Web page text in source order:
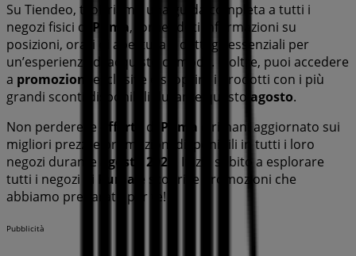
Su Tiendeo, ti offriamo una guida completa a tutti i
negozi fisici di Puma, fornendoti informazioni su
posizioni, orari di apertura e dettagli essenziali per
un’esperienza di acquisto comoda. Inoltre, puoi accedere
a promozioni
esclusive e scoprire i prodotti con i più
grandi sconti disponibili durante questo agosto.
Non perdere le
offerte di Puma e rimani aggiornato sui
migliori prezzi e promozioni disponibili in tutti i loro
negozi durante
agosto 2026
. Inizia subito a esplorare
tutti i negozi di
Puma e scopri le promozioni che
abbiamo preparato per te!
Pubblicità